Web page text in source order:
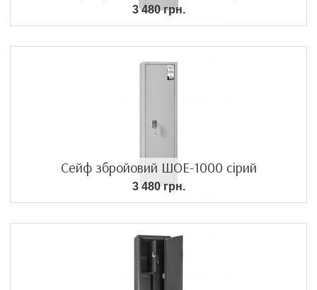
3 480 грн.
Сейф збройовий ШОЕ-1000 сірий
3 480 грн.